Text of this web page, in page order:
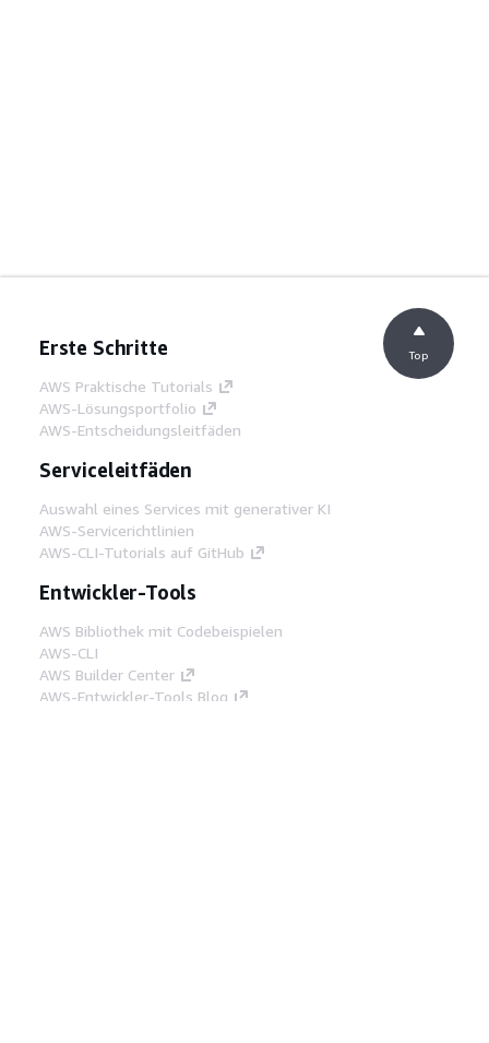
Erste Schritte
AWS Praktische Tutorials
AWS-Lösungsportfolio
AWS-Entscheidungsleitfäden
Serviceleitfäden
Auswahl eines Services mit generativer KI
AWS-Servicerichtlinien
AWS-CLI-Tutorials auf GitHub
Entwickler-Tools
AWS Bibliothek mit Codebeispielen
AWS-CLI
AWS Builder Center
AWS-Entwickler-Tools Blog
Top